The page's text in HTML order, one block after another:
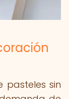
pasteles sin